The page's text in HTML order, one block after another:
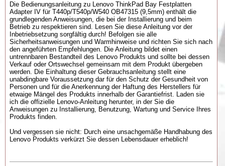
Die Bedienungsanleitung zu Lenovo ThinkPad Bay Festplatten
Adapter IV für T440p/T540p/W540 OB47315 (9,5mm) enthält die
grundlegenden Anweisungen, die bei der Installierung und beim
Betrieb zu respektieren sind. Lesen Sie diese Anleitung vor der
Inbetriebsetzung sorgfältig durch! Befolgen sie alle
Sicherheitsanweisungen und Warmhinweise und richten Sie sich nach
den angeführten Empfehlungen. Die Anleitung bildet einen
untrennbaren Bestandteil des Lenovo Produkts und sollte bei dessen
Verkauf oder Ortswechsel gemeinsam mit dem Produkt übergeben
werden. Die Einhaltung dieser Gebrauchsanleitung stellt eine
unabdingbare Voraussetzung dar für den Schutz der Gesundheit von
Personen und für die Anerkennung der Haftung des Herstellers für
etwaige Mängel des Produkts innerhalb der Garantiefrist. Laden sie
ich die offizielle Lenovo-Anleitung herunter, in der Sie die
Anweisungen zu Installierung, Benutzung, Wartung und Service Ihres
Produkts finden.
Und vergessen sie nicht: Durch eine unsachgemäße Handhabung des
Lenovo Produkts verkürzt Sie dessen Lebensdauer erheblich!